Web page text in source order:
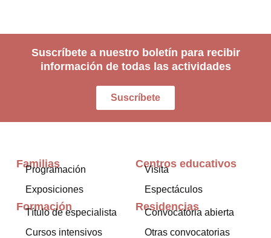
Suscríbete a nuestro boletín para recibir
información de todas las actividades
Suscríbete
Familias
Programación
Exposiciones
Formación
Título de especialista
Cursos intensivos
Centros educativos
Visita
Espectáculos
Residencias
Convocatoria abierta
Otras convocatorias